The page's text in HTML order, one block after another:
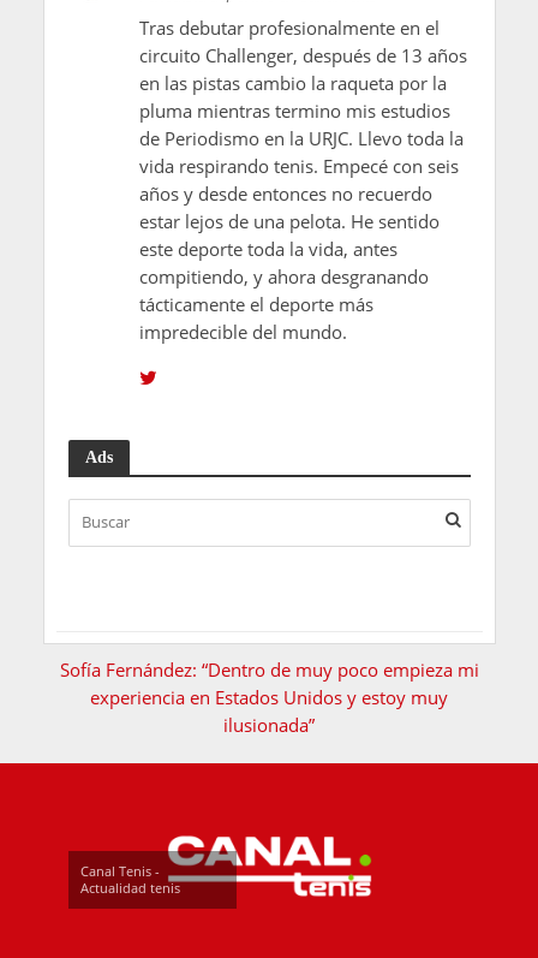
Tras debutar profesionalmente en el
circuito Challenger, después de 13 años
en las pistas cambio la raqueta por la
pluma mientras termino mis estudios
de Periodismo en la URJC. Llevo toda la
vida respirando tenis. Empecé con seis
años y desde entonces no recuerdo
estar lejos de una pelota. He sentido
este deporte toda la vida, antes
compitiendo, y ahora desgranando
tácticamente el deporte más
impredecible del mundo.
Ads
Sofía Fernández: “Dentro de muy poco empieza mi
experiencia en Estados Unidos y estoy muy
ilusionada”
Canal Tenis -
Actualidad tenis